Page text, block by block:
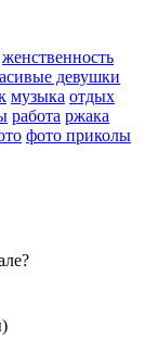
женственность
девушки
музыка отдых
работа ржака
фото приколы